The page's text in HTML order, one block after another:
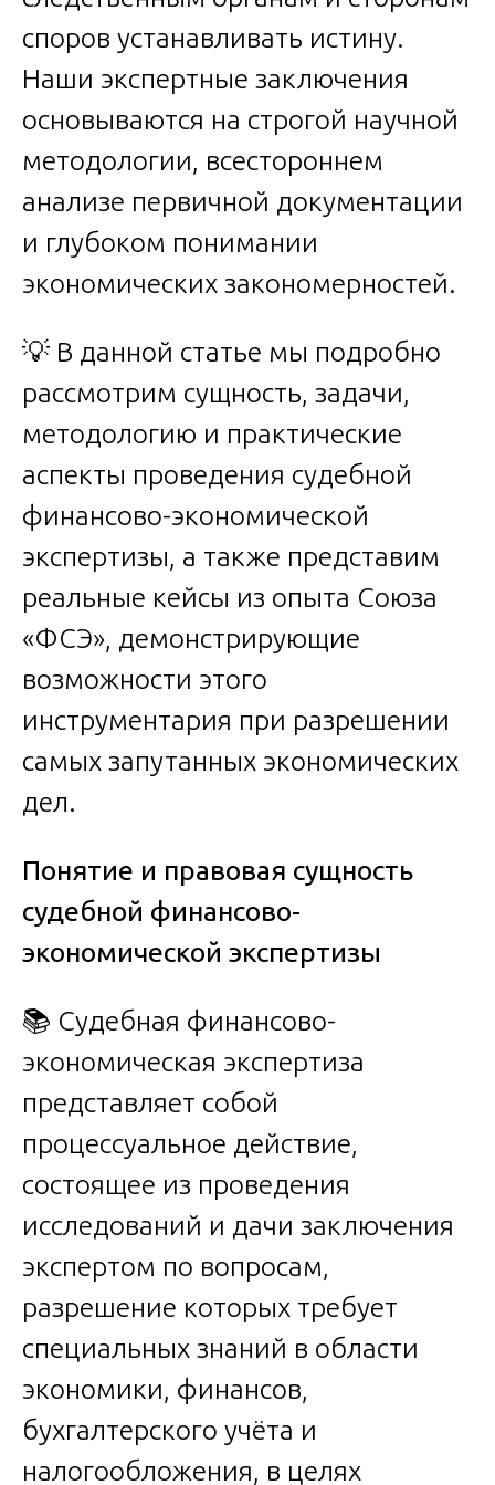
споров устанавливать истину.
Наши экспертные заключения
основываются на строгой научной
методологии, всестороннем
анализе первичной документации
и глубоком понимании
экономических закономерностей.
💡 В данной статье мы подробно
рассмотрим сущность, задачи,
методологию и практические
аспекты проведения судебной
финансово-экономической
экспертизы, а также представим
реальные кейсы из опыта Союза
«ФСЭ», демонстрирующие
возможности этого
инструментария при разрешении
самых запутанных экономических
дел.
Понятие и правовая сущность
судебной финансово-
экономической экспертизы
📚 Судебная финансово-
экономическая экспертиза
представляет собой
процессуальное действие,
состоящее из проведения
исследований и дачи заключения
экспертом по вопросам,
разрешение которых требует
специальных знаний в области
экономики, финансов,
бухгалтерского учёта и
налогообложения, в целях